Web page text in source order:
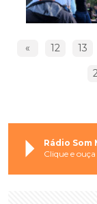
« 12 13
Rádio Som
Clique e